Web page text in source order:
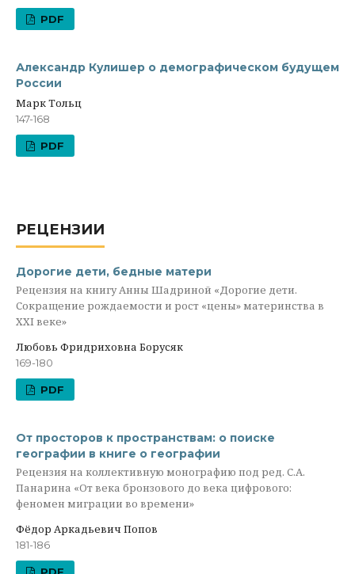
PDF
Александр Кулишер о демографическом будущем
России
Марк Тольц
147-168
PDF
РЕЦЕНЗИИ
Дорогие дети, бедные матери
Рецензия на книгу Анны Шадриной «Дорогие дети.
Сокращение рождаемости и рост «цены» материнства в
XXI веке»
Любовь Фридриховна Борусяк
169-180
PDF
От просторов к пространствам: о поиске
географии в книге о географии
Рецензия на коллективную монографию под ред. С.А.
Панарина «От века бронзового до века цифрового:
феномен миграции во времени»
Фёдор Аркадьевич Попов
181-186
PDF